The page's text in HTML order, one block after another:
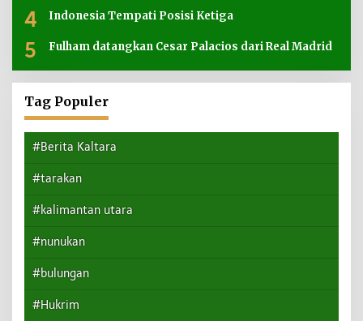
4 Indonesia Tempati Posisi Ketiga
5 Fulham datangkan Cesar Palacios dari Real Madrid
Tag Populer
#Berita Kaltara
#tarakan
#kalimantan utara
#nunukan
#bulungan
#Hukrim